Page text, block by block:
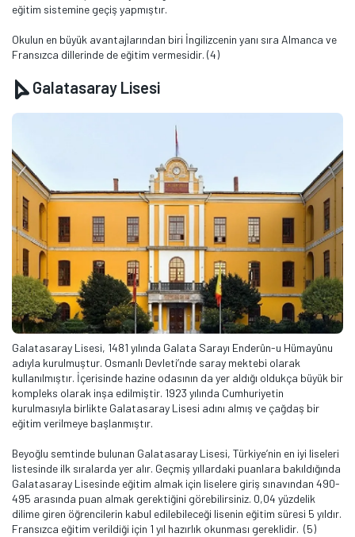
eğitim sistemine geçiş yapmıştır.
Okulun en büyük avantajlarından biri İngilizcenin yanı sıra Almanca ve
Fransızca dillerinde de eğitim vermesidir. (4)
Galatasaray Lisesi
Galatasaray Lisesi, 1481 yılında Galata Sarayı Enderûn-u Hümayûnu
adıyla kurulmuştur. Osmanlı Devleti’nde saray mektebi olarak
kullanılmıştır. İçerisinde hazine odasının da yer aldığı oldukça büyük bir
kompleks olarak inşa edilmiştir. 1923 yılında Cumhuriyetin
kurulmasıyla birlikte Galatasaray Lisesi adını almış ve çağdaş bir
eğitim verilmeye başlanmıştır.
Beyoğlu semtinde bulunan Galatasaray Lisesi, Türkiye’nin en iyi liseleri
listesinde ilk sıralarda yer alır. Geçmiş yıllardaki puanlara bakıldığında
Galatasaray Lisesinde eğitim almak için liselere giriş sınavından 490-
495 arasında puan almak gerektiğini görebilirsiniz. 0,04 yüzdelik
dilime giren öğrencilerin kabul edilebileceği lisenin eğitim süresi 5 yıldır.
Fransızca eğitim verildiği için 1 yıl hazırlık okunması gereklidir. (5)